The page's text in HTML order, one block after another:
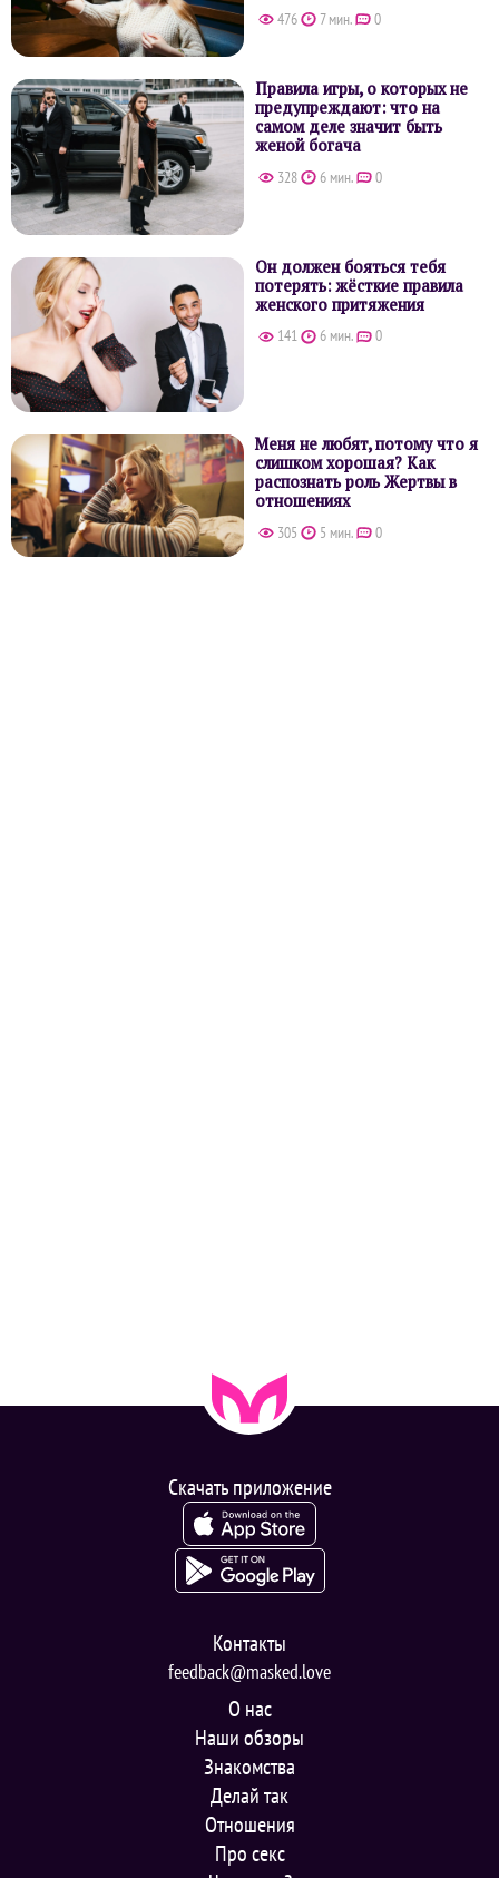
476 7 мин. 0
Правила игры, о которых не
предупреждают: что на
самом деле значит быть
женой богача
328 6 мин. 0
Он должен бояться тебя
потерять: жёсткие правила
женского притяжения
141 6 мин. 0
Меня не любят, потому что я
слишком хорошая? Как
распознать роль Жертвы в
отношениях
305 5 мин. 0
Скачать приложение
Контакты
feedback@masked.love
О нас
Наши обзоры
Знакомства
Делай так
Отношения
Про секс